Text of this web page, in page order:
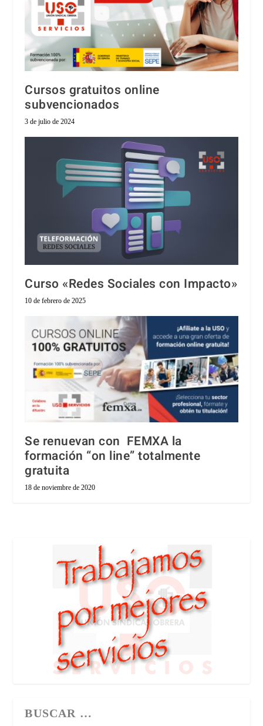
Cursos gratuitos online
subvencionados
3 de julio de 2024
Curso «Redes Sociales con Impacto»
10 de febrero de 2025
Se renuevan con FEMXA la
formación “on line” totalmente
gratuita
18 de noviembre de 2020